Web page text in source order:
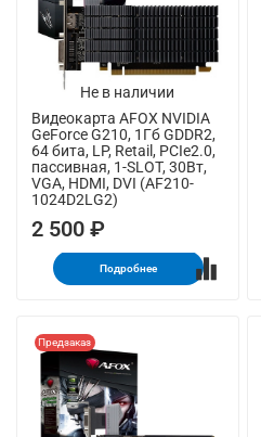
Не в наличии
Видеокарта AFOX NVIDIA
GeForce G210, 1Гб GDDR2,
64 бита, LP, Retail, PCIe2.0,
пассивная, 1-SLOT, 30Вт,
VGA, HDMI, DVI (AF210-
1024D2LG2)
2 500 ₽
Подробнее
Предзаказ